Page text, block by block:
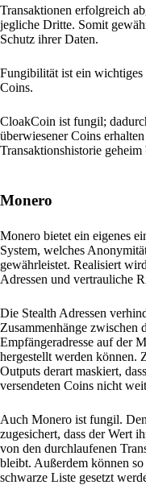
Transaktionen erfolgreich
jegliche Dritte. Somit
Schutz ihrer Daten.
Fungibilität ist ein
Coins.
CloakCoin ist fungil;
überwiesener Coins
Transaktionshistorie geheim
Monero
Monero bietet ein eigenes
System, welches
gewährleistet. Realisiert
Adressen und vertrauliche
Die Stealth Adressen
Zusammenhänge zwischen
Empfängeradresse auf der
hergestellt werden können.
Outputs derart maskiert,
versendeten Coins nicht
Auch Monero ist fungil.
zugesichert, dass der Wert
von den durchlaufenen
bleibt. Außerdem können
schwarze Liste gesetzt